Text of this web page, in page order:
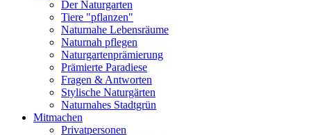
Der Naturgarten
Tiere "pflanzen"
Naturnahe Lebensräume
Naturnah pflegen
Naturgartenprämierung
Prämierte Paradiese
Fragen & Antworten
Stylische Naturgärten
Naturnahes Stadtgrün
Mitmachen
Privatpersonen